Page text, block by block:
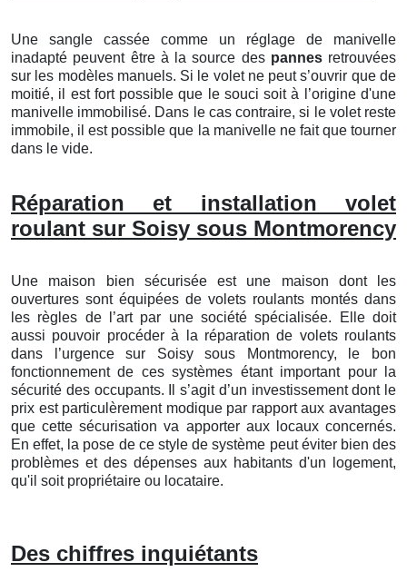
Une sangle cassée comme un réglage de manivelle
inadapté peuvent être à la source des pannesretrouvées
sur les modèles manuels. Si le volet ne peut s’ouvrir que de
moitié, il est fort possible que le souci soit à l’origine d'une
manivelle immobilisé. Dans le cas contraire, si le volet reste
immobile, il est possible que la manivelle ne fait que tourner
dans le vide.
Réparation et installation volet
roulant sur Soisy sous Montmorency
Une maison bien sécurisée est une maison dont les
ouvertures sont équipées de volets roulants montés dans
les règles de l’art par une société spécialisée. Elle doit
aussi pouvoir procéder à la réparation de volets roulants
dans l’urgence sur Soisy sous Montmorency, le bon
fonctionnement de ces systèmes étant important pour la
sécurité des occupants. Il s’agit d’un investissement dont le
prix est particulèrement modique par rapport aux avantages
que cette sécurisation va apporter aux locaux concernés.
En effet, la pose de ce style de système peut éviter bien des
problèmes et des dépenses aux habitants d'un logement,
qu'il soit propriétaire ou locataire.
Des chiffres inquiétants